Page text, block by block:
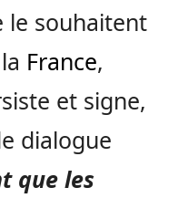
le souhaitent
France,
et signe,
dialogue
que les